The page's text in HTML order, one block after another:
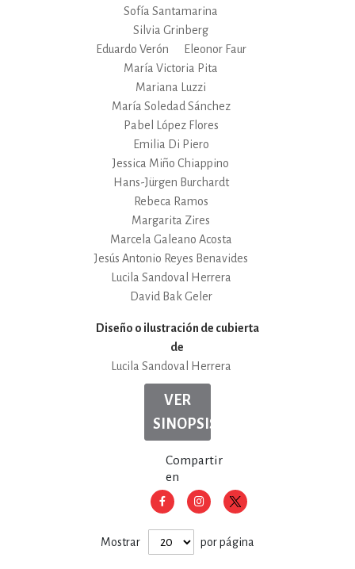
Sofía Santamarina
Silvia Grinberg
Eduardo Verón
Eleonor Faur
María Victoria Pita
Mariana Luzzi
María Soledad Sánchez
Pabel López Flores
Emilia Di Piero
Jessica Miño Chiappino
Hans-Jürgen Burchardt
Rebeca Ramos
Margarita Zires
Marcela Galeano Acosta
Jesús Antonio Reyes Benavides
Lucila Sandoval Herrera
David Bak Geler
Diseño o ilustración de cubierta
de
Lucila Sandoval Herrera
VER
SINOPSIS
Compartir
en
Mostrar por página